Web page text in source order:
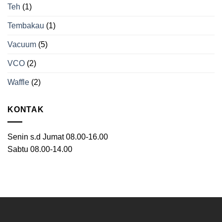
Teh (1)
Tembakau (1)
Vacuum (5)
VCO (2)
Waffle (2)
KONTAK
Senin s.d Jumat 08.00-16.00
Sabtu 08.00-14.00